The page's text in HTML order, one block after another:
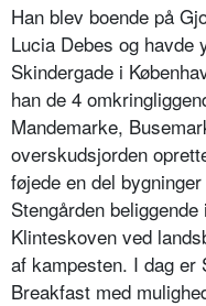
Han blev boende på
Lucia Debes og havde
Skindergade i
han de 4
Mandemarke,
overskudsjorden
føjede en del
Stengården
Klinteskoven ved
af kampesten. I dag er
Breakfast med